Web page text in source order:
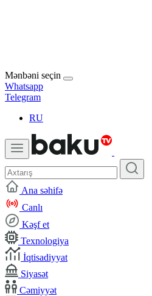
Mənbəni seçin
Whatsapp
Telegram
RU
Ana səhifə
Canlı
Kəşf et
Texnologiya
İqtisadiyyat
Siyasət
Cəmiyyət